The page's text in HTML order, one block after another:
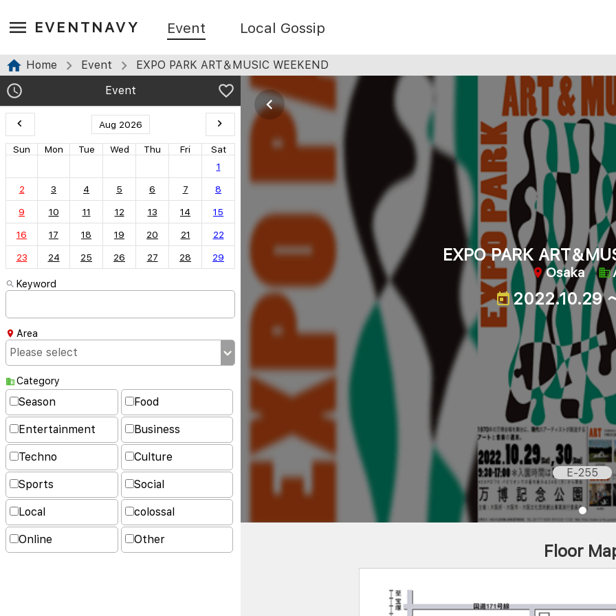
EVENTNAVY Event Local Gossip
Home Event
EXPO PARK ART＆MUSIC WEEKEND
Event
Aug 2026
Sun Mon Tue Wed Thu Fri
Sat
1
2 3 4 5 6 7 8
9 10 11 12 13 14 15
16 17 18 19 20 21 22
23 24 25 26 27 28 29
Keyword
Area
Category
Season Food
Entertainment Business
Techno Culture
Sports Social
Local colossal
Online Other
EXPO PARK ART＆
Osaka
2022.10.29
E-255
Floor